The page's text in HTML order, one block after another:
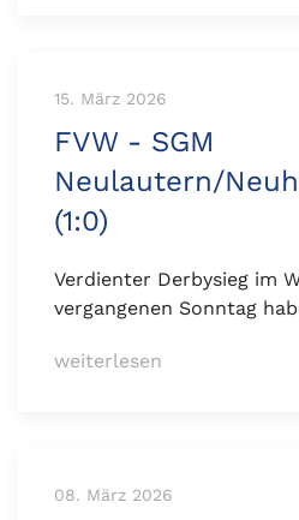
15. März 2026
FVW - SGM
Neulautern/
(1:0)
Verdienter Derbysieg im
vergangenen Sonntag
weiterlesen
08. März 2026